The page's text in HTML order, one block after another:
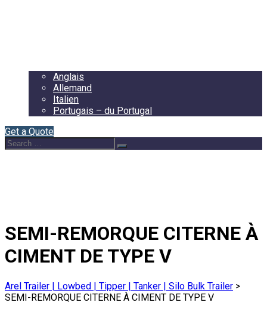
Anglais
Allemand
Italien
Portugais – du Portugal
Get a Quote
Search
for:
Search
SEMI-REMORQUE CITERNE À
CIMENT DE TYPE V
Arel Trailer | Lowbed | Tipper | Tanker | Silo Bulk Trailer >
SEMI-REMORQUE CITERNE À CIMENT DE TYPE V